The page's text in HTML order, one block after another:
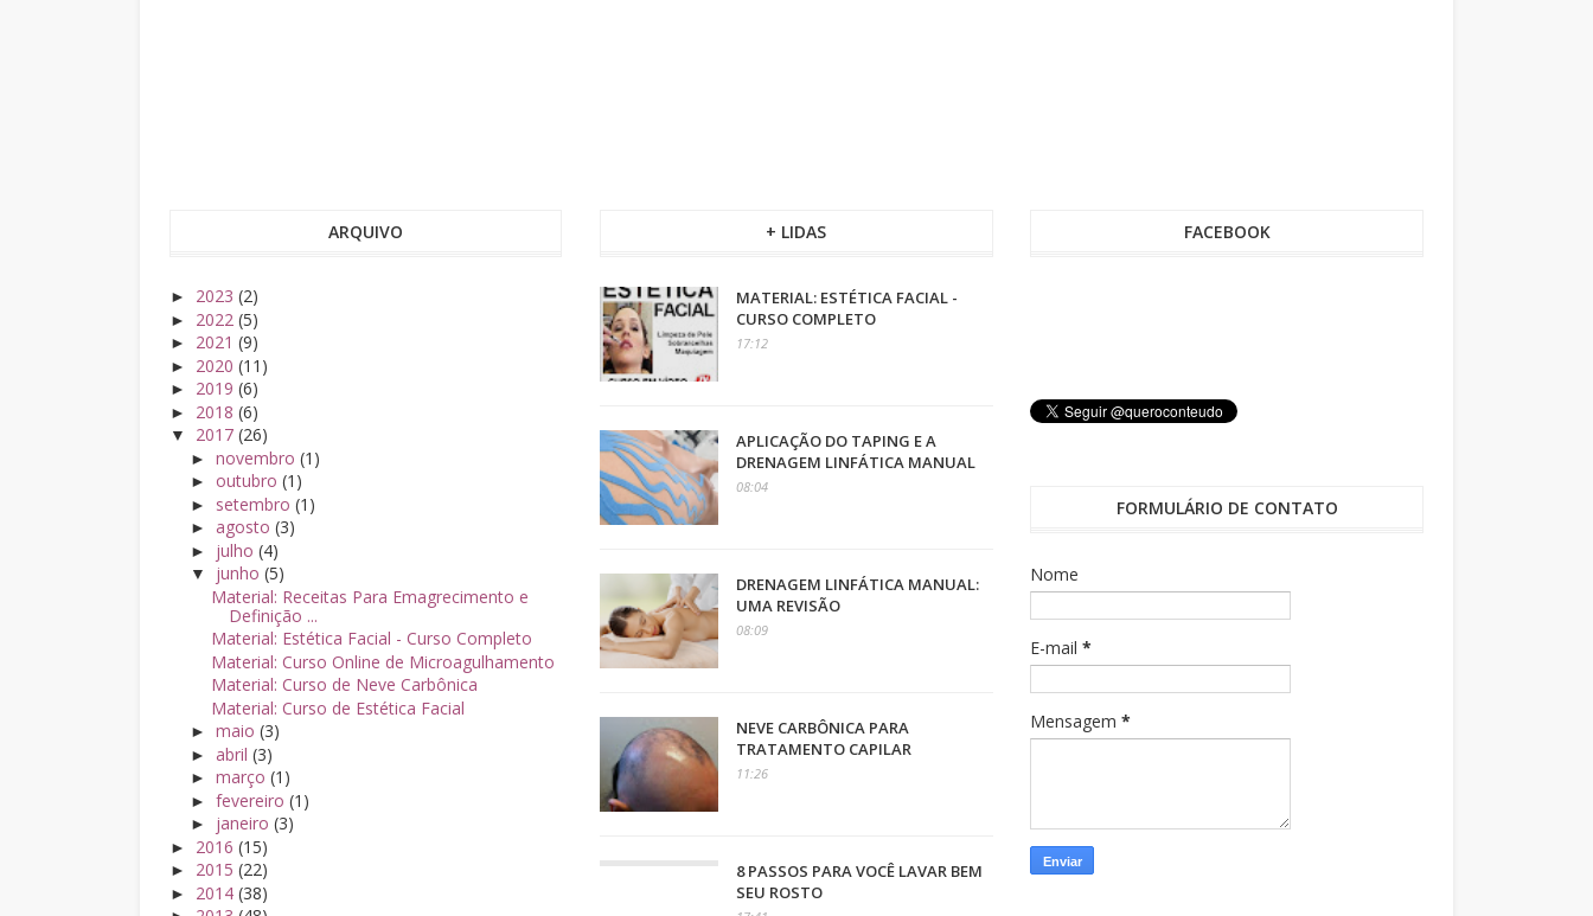
ARQUIVO
► 2023 (2)
► 2022 (5)
► 2021 (9)
► 2020 (11)
► 2019 (6)
► 2018 (6)
▼ 2017 (26)
► novembro (1)
► outubro (1)
► setembro (1)
► agosto (3)
► julho (4)
▼ junho (5)
Material: Receitas Para Emagrecimento e
Definição ...
Material: Estética Facial - Curso Completo
Material: Curso Online de Microagulhamento
Material: Curso de Neve Carbônica
Material: Curso de Estética Facial
► maio (3)
► abril (3)
► março (1)
► fevereiro (1)
► janeiro (3)
► 2016 (15)
► 2015 (22)
► 2014 (38)
+ LIDAS
MATERIAL: ESTÉTICA FACIAL -
CURSO COMPLETO
17:12
APLICAÇÃO DO TAPING E A
DRENAGEM LINFÁTICA MANUAL
08:04
DRENAGEM LINFÁTICA MANUAL:
UMA REVISÃO
08:09
NEVE CARBÔNICA PARA
TRATAMENTO CAPILAR
11:26
8 PASSOS PARA VOCÊ LAVAR BEM
SEU ROSTO
FACEBOOK
FORMULÁRIO DE CONTATO
Nome
E-mail*
Mensagem*